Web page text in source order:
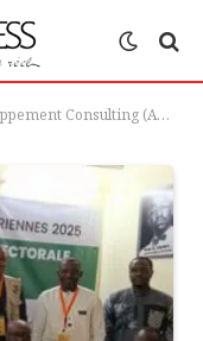
Consulting (ADC)"